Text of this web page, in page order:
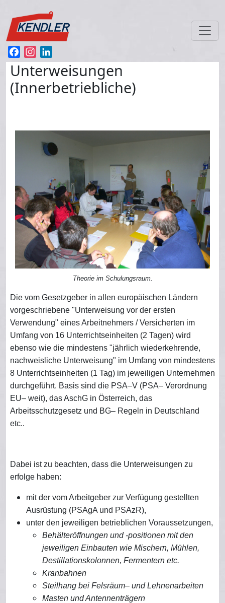
FacebookInstagram
Unterweisungen
(Innerbetriebliche)
Theorie im Schulungsraum.
Die vom Gesetzgeber in allen europäischen Ländern
vorgeschriebene "Unterweisung vor der ersten
Verwendung" eines Arbeitnehmers / Versicherten im
Umfang von 16 Unterrichtseinheiten (2 Tagen) wird
ebenso wie die mindestens "jährlich wiederkehrende,
nachweisliche Unterweisung" im Umfang von mindestens
8 Unterrichtseinheiten (1 Tag) im jeweiligen Unternehmen
durchgeführt. Basis sind die PSA–V (PSA– Verordnung
EU– weit), das AschG in Österreich, das
Arbeitsschutzgesetz und BG– Regeln in Deutschland
etc..
Dabei ist zu beachten, dass die Unterweisungen zu
erfolge haben:
mit der vom Arbeitgeber zur Verfügung gestellten
Ausrüstung (PSAgA und PSAzR),
unter den jeweiligen betrieblichen Voraussetzungen,
Behälteröffnungen und -positionen mit den
jeweiligen Einbauten wie Mischern, Mühlen,
Destillationskolonnen, Fermentern etc.
Kranbahnen
Steilhang bei Felsräum– und Lehnenarbeiten
Masten und Antennenträgern